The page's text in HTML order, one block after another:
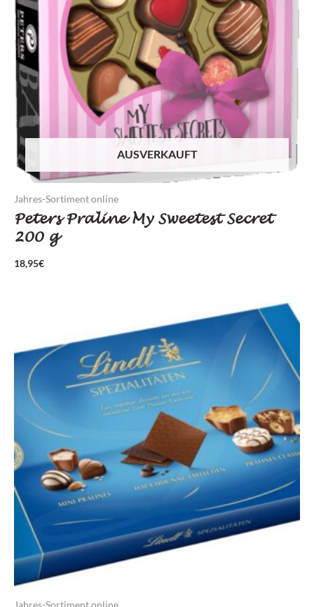
AUSVERKAUFT
Jahres-Sortiment online
Peters Praline My Sweetest Secret
200 g
18,95€
Jahres-Sortiment online